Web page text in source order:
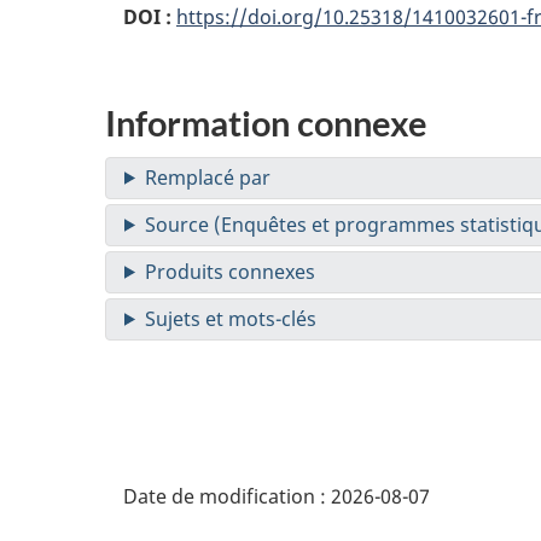
DOI : https://doi.org/10.25318/1410032601-
Information connexe
Date de modification : 2026-08-07